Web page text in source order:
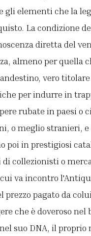
gli elementi che la
La condizione
diretta del
almeno per quella
vero
per indurre in
rubate in paesi o
o meglio stranieri, e
poi in prestigiosi
collezionisti o
va incontro
pagato da
che è doveroso
suo DNA, il